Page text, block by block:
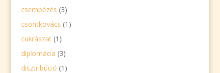
csempézés (3)
csontkovács (1)
cukrászat(1)
diplomácia (3)
disztribúció (1)